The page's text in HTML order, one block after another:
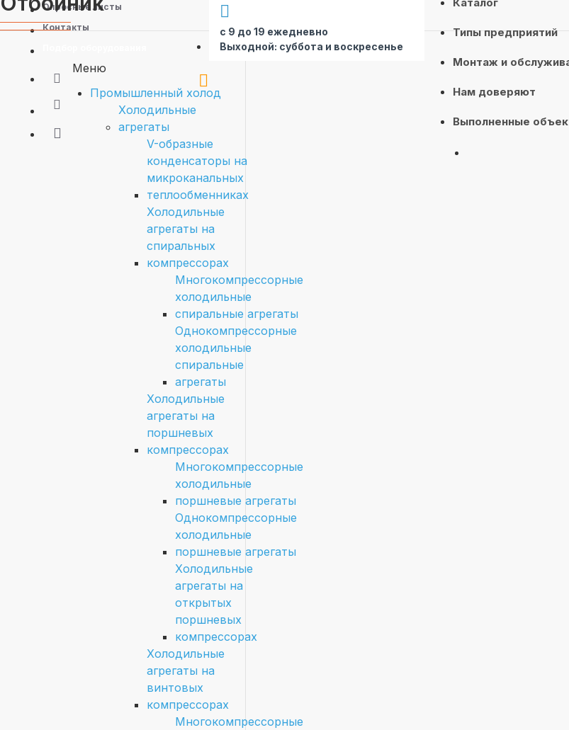
Опросные листы
Контакты
с 9 до 19 ежедневно
Выходной: суббота и воскресенье
Типы предприятий
Монтаж и
Нам доверяют
Выполненные
Меню
Промышленный холод
Холодильные
агрегаты
V-образные
конденсаторы на
микроканальных
теплообменниках
Холодильные
агрегаты на
спиральных
компрессорах
Многокомпрессорные
холодильные
спиральные агрегаты
Однокомпрессорные
холодильные
спиральные
агрегаты
Холодильные
агрегаты на
поршневых
компрессорах
Многокомпрессорные
холодильные
поршневые агрегаты
Однокомпрессорные
холодильные
поршневые агрегаты
Холодильные
агрегаты на
открытых
поршневых
компрессорах
Холодильные
агрегаты на
винтовых
компрессорах
Многокомпрессорные